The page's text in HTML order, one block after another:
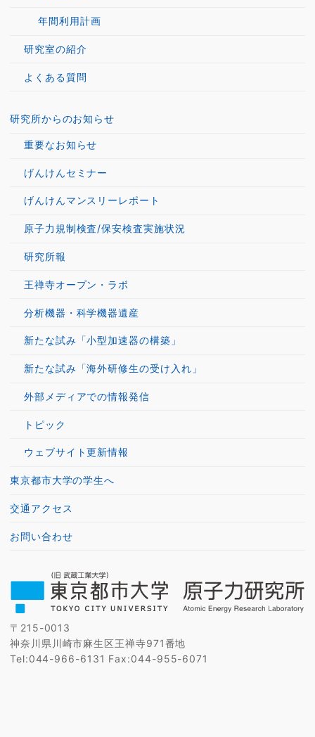
年間利用計画
研究室の紹介
よくある質問
研究所からのお知らせ
重要なお知らせ
げんけんセミナー
げんけんマンスリーレポート
原子力規制検査/保安検査実施状況
研究所報
王禅寺オープン・ラボ
分析機器・科学機器遺産
新たな試み「小型加速器の構築」
新たな試み「海外研修生の受け入れ」
外部メディアでの情報発信
トピック
ウェブサイト更新情報
東京都市大学の学生へ
交通アクセス
お問い合わせ
〒215-0013
神奈川県川崎市麻生区王禅寺971番地
Tel:044-966-6131 Fax:044-955-6071